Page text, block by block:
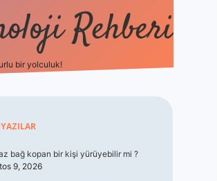
Rehberi
bir yolculuk!
bağ kopan bir kişi yürüyebilir mi ?
9, 2026